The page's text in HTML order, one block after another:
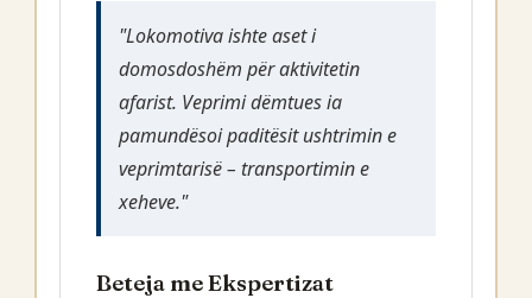
"Lokomotiva ishte aset i
domosdoshëm për aktivitetin
afarist. Veprimi dëmtues ia
pamundësoi paditësit ushtrimin e
veprimtarisë – transportimin e
xeheve."
Beteja me Ekspertizat